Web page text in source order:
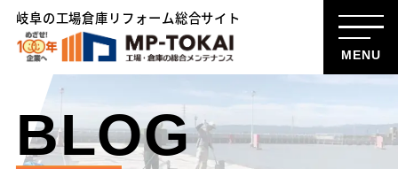
岐阜の工場倉庫リフォーム総合サイト
MENU
BLOG